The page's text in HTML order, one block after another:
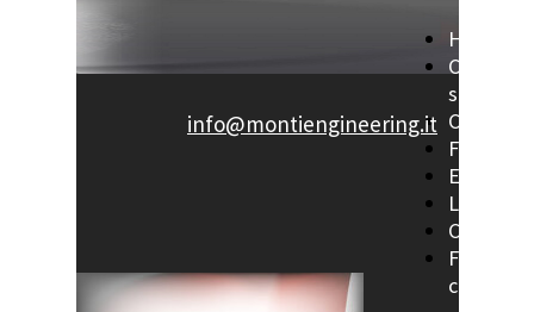
info@montiengineering.it
Home
Chi
siamo
Link
Contatti
Form
contatti